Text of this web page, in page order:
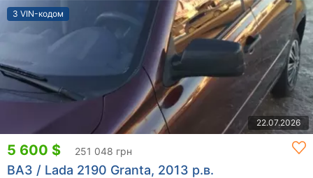
З VIN-кодом
22.07.2026
5 600 $ 251 048 грн
ВАЗ / Lada 2190 Granta, 2013 р.в.